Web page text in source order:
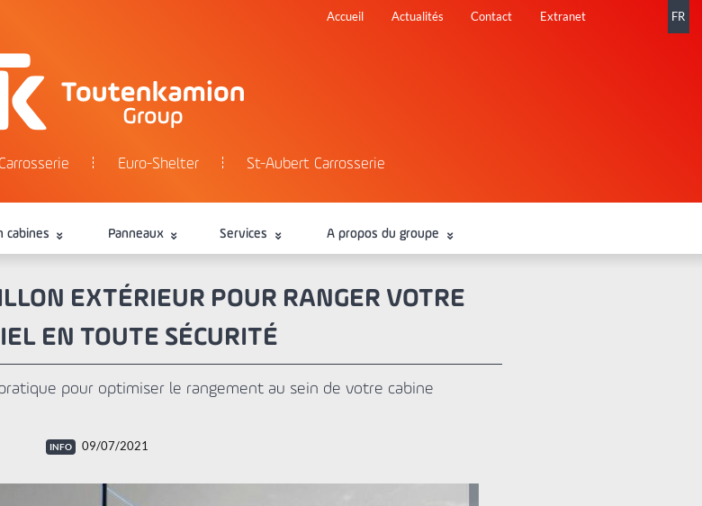
auAccueil Actualités Contact Extranet FR
Euro-Shelter St-Aubert Carrosserie
cabines Panneaux Services A propos du groupe
EXTÉRIEUR POUR RANGER VOTRE
EN TOUTE SÉCURITÉ
pour optimiser le rangement au sein de votre cabine
09/07/2021